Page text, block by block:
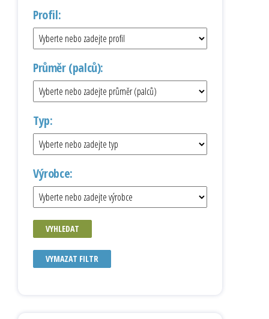
Profil:
Průměr (palců):
Typ:
Výrobce:
VYHLEDAT
VYMAZAT FILTR